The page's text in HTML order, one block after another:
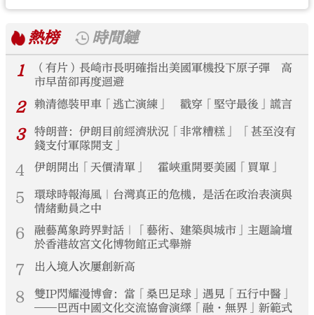
熱榜
時間鏈
1
（有片）長崎市長明確指出美國軍機投下原子彈 高
市早苗卻再度迴避
2 賴清德裝甲車「逃亡演練」 戳穿「堅守最後」謊言
3
特朗普：伊朗目前經濟狀況「非常糟糕」 「甚至沒有
錢支付軍隊開支」
4 伊朗開出「天價清單」 霍峽重開要美國「買單」
5
環球時報海風｜台灣真正的危機，是活在政治表演與
情緒動員之中
6
融藝萬象跨界對話｜「藝術、建築與城市」主題論壇
於香港故宮文化博物館正式舉辦
7 出入境人次屢創新高
8
雙IP閃耀漫博會：當「桑巴足球」遇見「五行中醫」
——巴西中國文化交流協會演繹「融·無界」新範式